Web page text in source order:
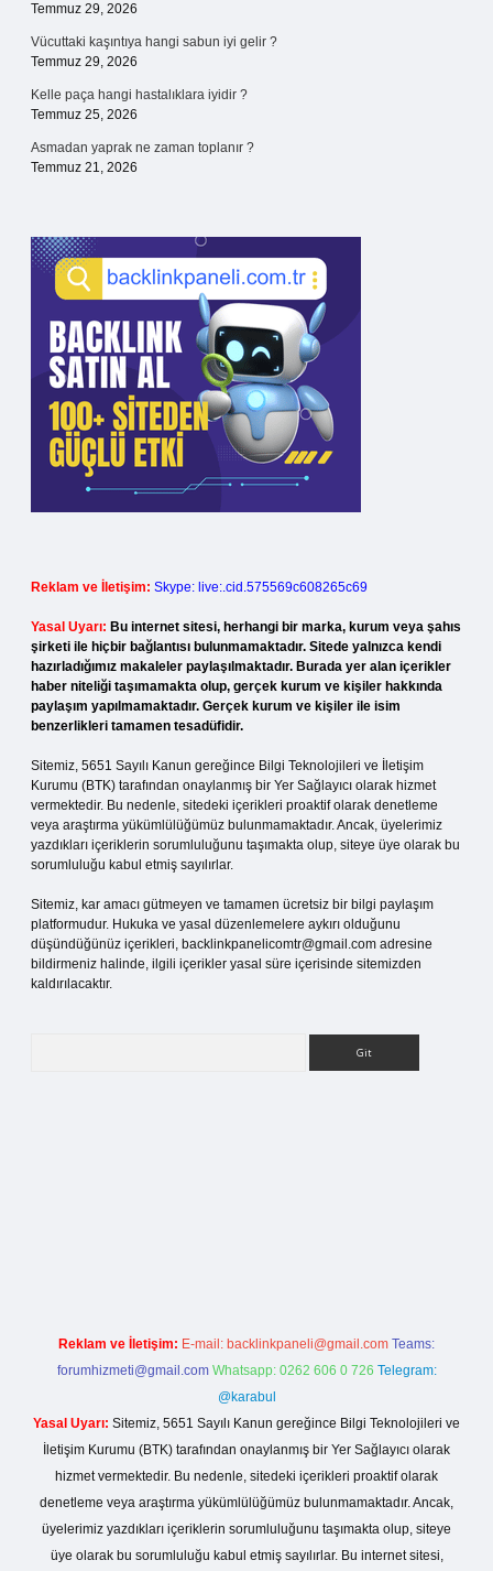
Temmuz 29, 2026
Vücuttaki kaşıntıya hangi sabun iyi gelir ?
Temmuz 29, 2026
Kelle paça hangi hastalıklara iyidir ?
Temmuz 25, 2026
Asmadan yaprak ne zaman toplanır ?
Temmuz 21, 2026
Reklam ve İletişim: Skype: live:.cid.575569c608265c69
Yasal Uyarı: Bu internet sitesi, herhangi bir marka, kurum veya şahıs
şirketi ile hiçbir bağlantısı bulunmamaktadır. Sitede yalnızca kendi
hazırladığımız makaleler paylaşılmaktadır. Burada yer alan içerikler
haber niteliği taşımamakta olup, gerçek kurum ve kişiler hakkında
paylaşım yapılmamaktadır. Gerçek kurum ve kişiler ile isim
benzerlikleri tamamen tesadüfidir.
Sitemiz, 5651 Sayılı Kanun gereğince Bilgi Teknolojileri ve İletişim
Kurumu (BTK) tarafından onaylanmış bir Yer Sağlayıcı olarak hizmet
vermektedir. Bu nedenle, sitedeki içerikleri proaktif olarak denetleme
veya araştırma yükümlülüğümüz bulunmamaktadır. Ancak, üyelerimiz
yazdıkları içeriklerin sorumluluğunu taşımakta olup, siteye üye olarak bu
sorumluluğu kabul etmiş sayılırlar.
Sitemiz, kar amacı gütmeyen ve tamamen ücretsiz bir bilgi paylaşım
platformudur. Hukuka ve yasal düzenlemelere aykırı olduğunu
düşündüğünüz içerikleri, backlinkpanelicomtr@gmail.com adresine
bildirmeniz halinde, ilgili içerikler yasal süre içerisinde sitemizden
kaldırılacaktır.
Reklam ve İletişim: E-mail: backlinkpaneli@gmail.com Teams:
forumhizmeti@gmail.com Whatsapp: 0262 606 0 726 Telegram:
@karabul
Yasal Uyarı: Sitemiz, 5651 Sayılı Kanun gereğince Bilgi Teknolojileri ve
İletişim Kurumu (BTK) tarafından onaylanmış bir Yer Sağlayıcı olarak
hizmet vermektedir. Bu nedenle, sitedeki içerikleri proaktif olarak
denetleme veya araştırma yükümlülüğümüz bulunmamaktadır. Ancak,
üyelerimiz yazdıkları içeriklerin sorumluluğunu taşımakta olup, siteye
üye olarak bu sorumluluğu kabul etmiş sayılırlar. Bu internet sitesi,